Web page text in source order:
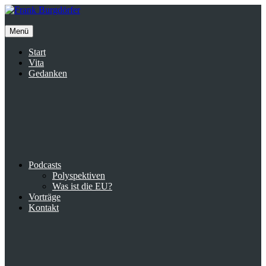
Inhalte
Menü
Start
Vita
Gedanken
Podcasts
Polyspektiven
Was ist die EU?
Vorträge
Kontakt